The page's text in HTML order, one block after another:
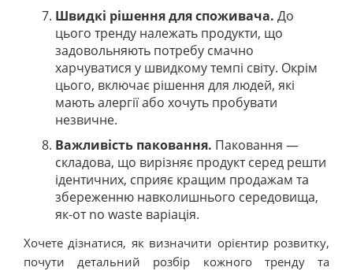
Швидкі рішення для споживача. До
цього тренду належать продукти, що
задовольняють потребу смачно
харчуватися у швидкому темпі світу. Окрім
цього, включає рішення для людей, які
мають алергії або хочуть пробувати
незвичне.
Важливість паковання. Паковання —
складова, що вирізняє продукт серед решти
ідентичних, сприяє кращим продажам та
збереженню навколишнього середовища,
як-от no waste варіація.
Хочете дізнатися, як визначити орієнтир розвитку,
почути детальний розбір кожного тренду та